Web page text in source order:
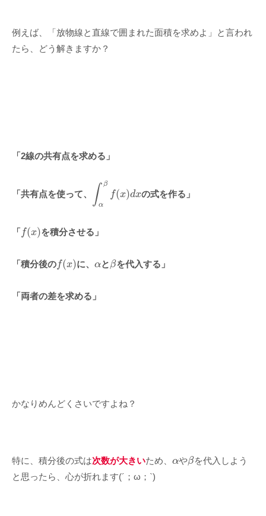
例えば、「放物線と直線で囲まれた面積を求めよ」と言われ
たら、どう解きますか？
「2線の共有点を求める」
「共有点を使って、 αβ (x d x の式を作る」
「 (x を積分させる」
「積分後の (x に、 と βを代入する」
「両者の差を求める」
かなりめんどくさいですよね？
特に、積分後の式は次数が大きいため、 や βを代入しよう
と思ったら、心が折れます(´；ω；`)